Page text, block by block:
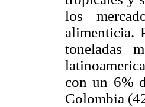
los
alimenticia.
toneladas
con un 6%
Colombia